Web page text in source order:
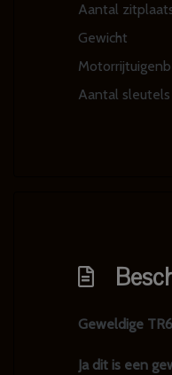
Aantal
Gewicht
Aantal sleutels
Geweldige TR6
Ja dit is een